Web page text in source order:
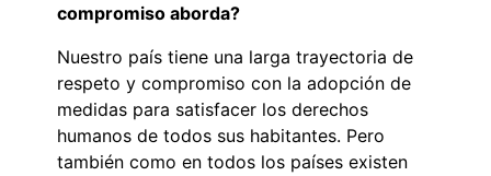
compromiso aborda?
Nuestro país tiene una larga trayectoria de
respeto y compromiso con la adopción de
medidas para satisfacer los derechos
humanos de todos sus habitantes. Pero
también como en todos los países existen